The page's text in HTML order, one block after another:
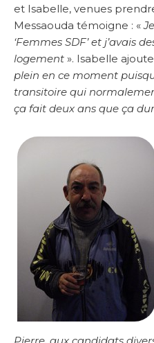
et Isabelle, venues
Messaouda témoigne : «
‘Femmes SDF’ et j’avais
logement ». Isabelle
plein en ce moment
transitoire qui
ça fait deux ans que ça